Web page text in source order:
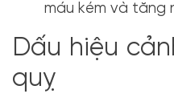
máu kém và tăng
Dấu hiệu
quỵ